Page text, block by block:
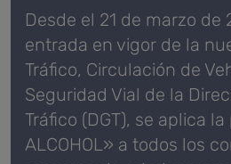
Desde el 21 de marzo de
entrada en vigor de la
Tráfico, Circulación de
Seguridad Vial de la
Tráfico (DGT), se aplica
ALCOHOL» a todos los